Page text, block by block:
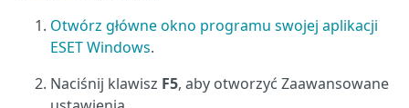
Otwórz główne okno programu swojej aplikacji
ESET Windows.
Naciśnij klawisz F5, aby otworzyć Zaawansowane